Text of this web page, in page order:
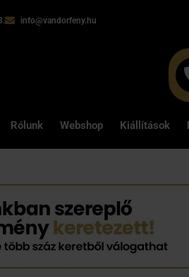
info@vandorfeny.hu
Rólunk Webshop Kiállítások